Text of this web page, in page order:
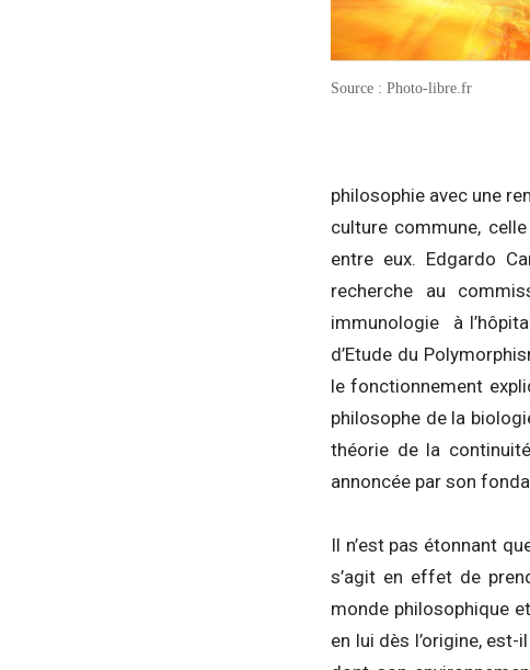
Source : Photo-libre.fr
philosophie avec une
culture commune,
entre eux. Edgardo
recherche au
immunologie à
d’Etude du
le fonctionnement
philosophe de la
théorie de la
annoncée par son
Il n’est pas étonnant
s’agit en effet de
monde philosophique
en lui dès l’origine,